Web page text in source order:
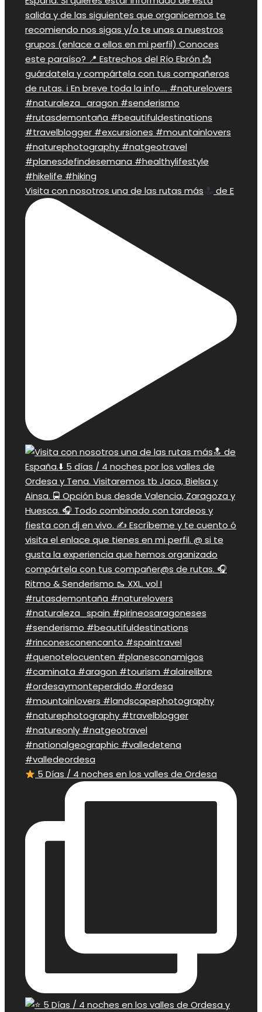
Visita con nosotros una de las rutas más de E
5 Días / 4 noches en los valles de Ordesa